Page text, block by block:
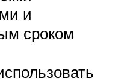
и
сроком